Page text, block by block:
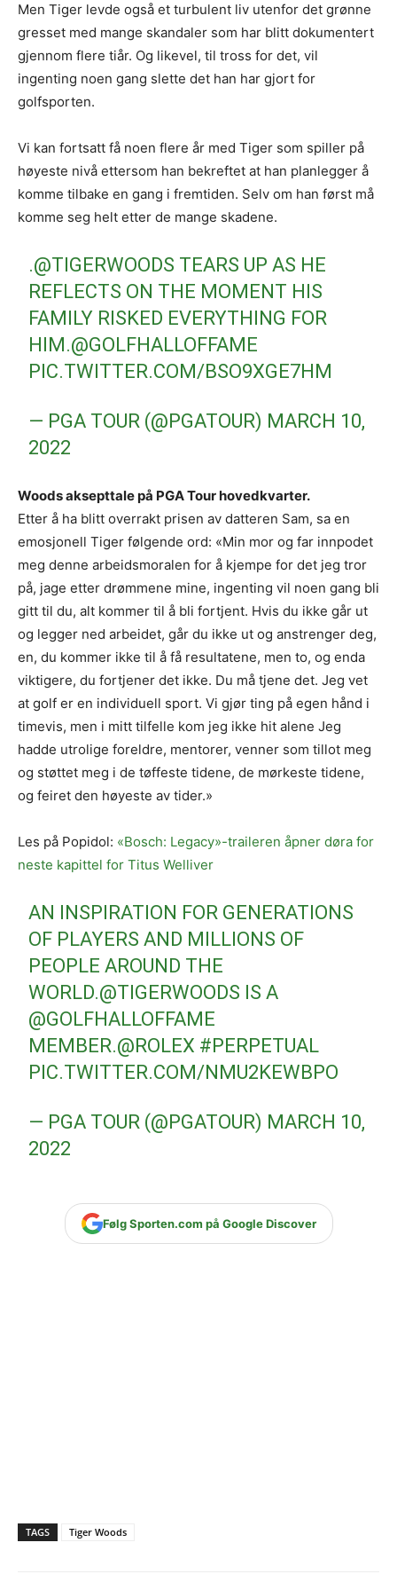
Men Tiger levde også et turbulent liv utenfor det grønne
gresset med mange skandaler som har blitt dokumentert
gjennom flere tiår. Og likevel, til tross for det, vil
ingenting noen gang slette det han har gjort for
golfsporten.
Vi kan fortsatt få noen flere år med Tiger som spiller på
høyeste nivå ettersom han bekreftet at han planlegger å
komme tilbake en gang i fremtiden. Selv om han først må
komme seg helt etter de mange skadene.
.@TIGERWOODS TEARS UP AS HE
REFLECTS ON THE MOMENT HIS
FAMILY RISKED EVERYTHING FOR
HIM.@GOLFHALLOFFAME
PIC.TWITTER.COM/BSO9XGE7HM
— PGA TOUR (@PGATOUR) MARCH 10,
2022
Woods aksepttale på PGA Tour hovedkvarter.
Etter å ha blitt overrakt prisen av datteren Sam, sa en
emosjonell Tiger følgende ord: «Min mor og far innpodet
meg denne arbeidsmoralen for å kjempe for det jeg tror
på, jage etter drømmene mine, ingenting vil noen gang bli
gitt til du, alt kommer til å bli fortjent. Hvis du ikke går ut
og legger ned arbeidet, går du ikke ut og anstrenger deg,
en, du kommer ikke til å få resultatene, men to, og enda
viktigere, du fortjener det ikke. Du må tjene det. Jeg vet
at golf er en individuell sport. Vi gjør ting på egen hånd i
timevis, men i mitt tilfelle kom jeg ikke hit alene Jeg
hadde utrolige foreldre, mentorer, venner som tillot meg
og støttet meg i de tøffeste tidene, de mørkeste tidene,
og feiret den høyeste av tider.»
Les på Popidol: «Bosch: Legacy»-traileren åpner døra for
neste kapittel for Titus Welliver
AN INSPIRATION FOR GENERATIONS
OF PLAYERS AND MILLIONS OF
PEOPLE AROUND THE
WORLD.@TIGERWOODS IS A
@GOLFHALLOFFAME
MEMBER.@ROLEX #PERPETUAL
PIC.TWITTER.COM/NMU2KEWBPO
— PGA TOUR (@PGATOUR) MARCH 10,
2022
Følg Sporten.com på Google Discover
TAGS Tiger Woods